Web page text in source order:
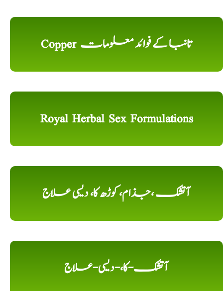
Copper تانبا کے فوائد معلومات
Royal Herbal Sex Formulations
آتشک ،جذام، کوڑھ کا، دیسی علاج
آتشک-کا،-دیسی-علاج